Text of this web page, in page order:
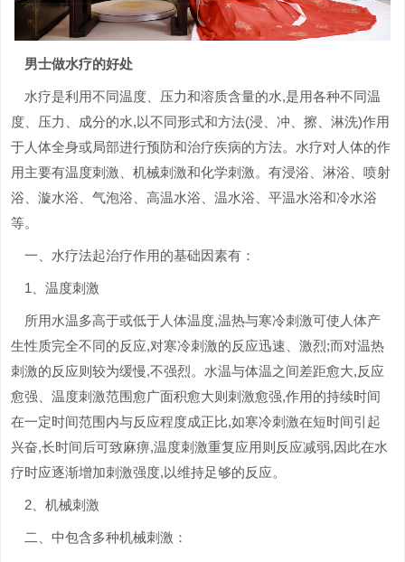
男士做水疗的好处
水疗是利用不同温度、压力和溶质含量的水,是用各种不同温
度、压力、成分的水,以不同形式和方法(浸、冲、擦、淋洗)作用
于人体全身或局部进行预防和治疗疾病的方法。水疗对人体的作
用主要有温度刺激、机械刺激和化学刺激。有浸浴、淋浴、喷射
浴、漩水浴、气泡浴、高温水浴、温水浴、平温水浴和冷水浴
等。
一、水疗法起治疗作用的基础因素有：
1、温度刺激
所用水温多高于或低于人体温度,温热与寒冷刺激可使人体产
生性质完全不同的反应,对寒冷刺激的反应迅速、激烈;而对温热
刺激的反应则较为缓慢,不强烈。水温与体温之间差距愈大,反应
愈强、温度刺激范围愈广面积愈大则刺激愈强,作用的持续时间
在一定时间范围内与反应程度成正比,如寒冷刺激在短时间引起
兴奋,长时间后可致麻痹,温度刺激重复应用则反应减弱,因此在水
疗时应逐渐增加刺激强度,以维持足够的反应。
2、机械刺激
二、中包含多种机械刺激：